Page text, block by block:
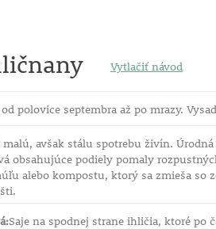
Vytlačiť návod
polovice septembra až po mrazy.
avšak stálu spotrebu živín.
obsahujúce podiely pomaly
alebo kompostu, ktorý sa zmieša so
Saje na spodnej strane ihličia, ktoré po